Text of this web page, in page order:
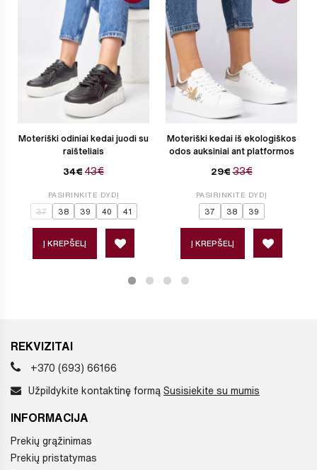
Moteriški odiniai kedai juodi su
raišteliais
34€ 43€
PASIRINKITE DYDĮ
37 38 39 40 41
Į KREPŠELĮ
Moteriški kedai iš ekologiškos
odos auksiniai ant platformos
29€ 33€
PASIRINKITE DYDĮ
37 38 39
Į KREPŠELĮ
REKVIZITAI
+370 (693) 66166
Užpildykite kontaktinę formą Susisiekite su mumis
INFORMACIJA
Prekių grąžinimas
Prekių pristatymas